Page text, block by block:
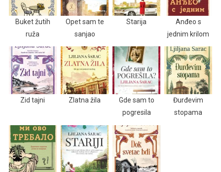
Buket žutih
ruža
Opet sam te
sanjao
Starija
Anđeo s
jednim krilom
Zid tajni Zlatna žila
Gde sam to
pogresila
Đurđevim
stopama